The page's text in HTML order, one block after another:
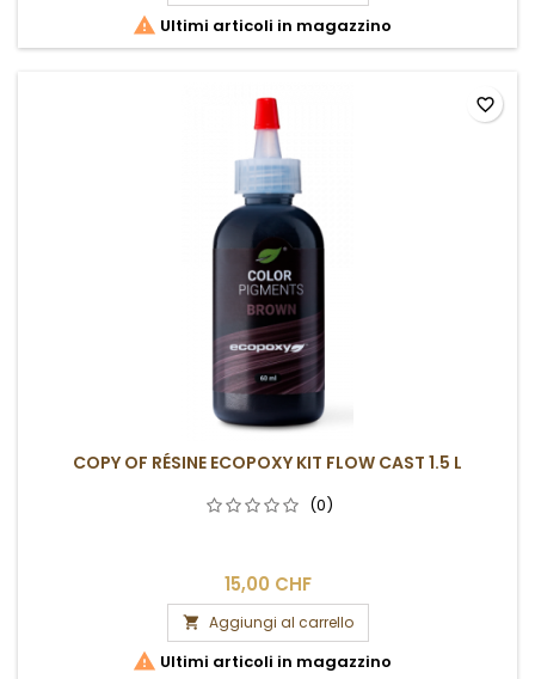
 Ultimi articoli in magazzino
COPY OF RÉSINE ECOPOXY KIT FLOW CAST 1.5 L
(0)
15,00 CHF
 Aggiungi al carrello
 Ultimi articoli in magazzino
favorite_border